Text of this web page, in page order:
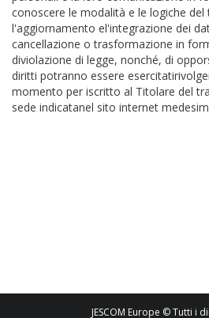
conoscere le modalità e le logiche
l'aggiornamento el'integrazione dei
cancellazione o trasformazione in
diviolazione di legge, nonché, di
diritti potranno essere
momento per iscritto al Titolare del
sede indicatanel sito internet
JESCOM Europe © Tutti i